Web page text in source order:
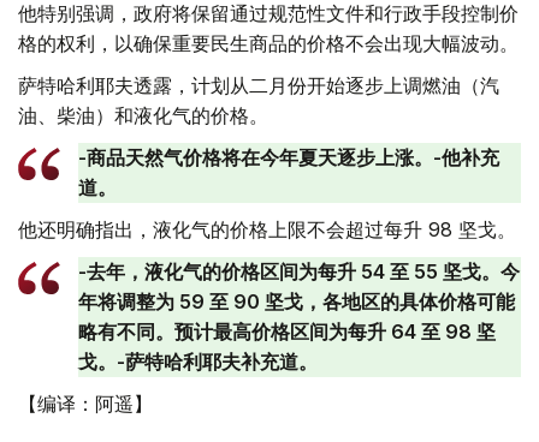
他特别强调，政府将保留通过规范性文件和行政手段控制价
格的权利，以确保重要民生商品的价格不会出现大幅波动。
萨特哈利耶夫透露，计划从二月份开始逐步上调燃油（汽
油、柴油）和液化气的价格。
-商品天然气价格将在今年夏天逐步上涨。-他补充
道。
他还明确指出，液化气的价格上限不会超过每升 98 坚戈。
-去年，液化气的价格区间为每升 54 至 55 坚戈。今
年将调整为 59 至 90 坚戈，各地区的具体价格可能
略有不同。预计最高价格区间为每升 64 至 98 坚
戈。-萨特哈利耶夫补充道。
【编译：阿遥】